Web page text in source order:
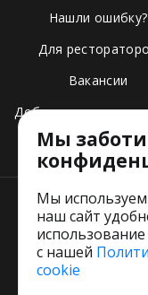
Нашли ошибку?
Для
Вакансии
Добавить свое
Тарифы
Мы
Мы
наш сайт
с нашей
cookie